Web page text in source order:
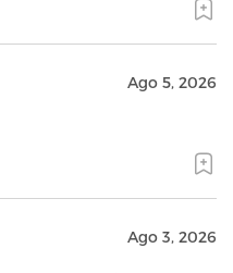
Ago 5, 2026
Ago 3, 2026